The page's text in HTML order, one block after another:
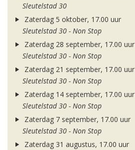
Sleutelstad 30
Zaterdag 5 oktober, 17.00 uur
Sleutelstad 30 - Non Stop
Zaterdag 28 september, 17.00 uur
Sleutelstad 30 - Non Stop
Zaterdag 21 september, 17.00 uur
Sleutelstad 30 - Non Stop
Zaterdag 14 september, 17.00 uur
Sleutelstad 30 - Non Stop
Zaterdag 7 september, 17.00 uur
Sleutelstad 30 - Non Stop
Zaterdag 31 augustus, 17.00 uur